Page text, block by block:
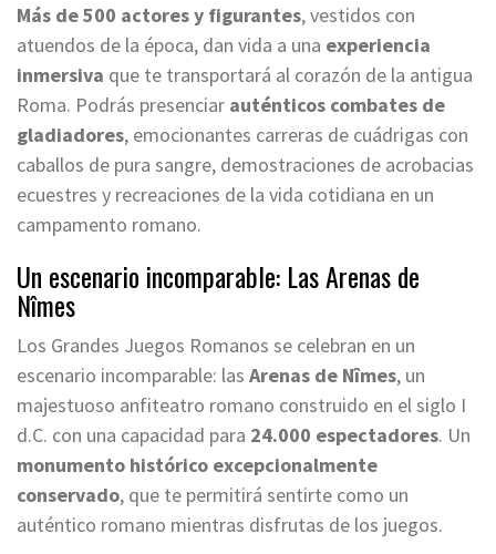
Más de 500 actores y figurantes, vestidos con
atuendos de la época, dan vida a una experiencia
inmersiva que te transportará al corazón de la antigua
Roma. Podrás presenciar auténticos combates de
gladiadores, emocionantes carreras de cuádrigas con
caballos de pura sangre, demostraciones de acrobacias
ecuestres y recreaciones de la vida cotidiana en un
campamento romano.
Un escenario incomparable: Las Arenas de
Nîmes
Los Grandes Juegos Romanos se celebran en un
escenario incomparable: las Arenas de Nîmes, un
majestuoso anfiteatro romano construido en el siglo I
d.C. con una capacidad para 24.000 espectadores. Un
monumento histórico excepcionalmente
conservado, que te permitirá sentirte como un
auténtico romano mientras disfrutas de los juegos.